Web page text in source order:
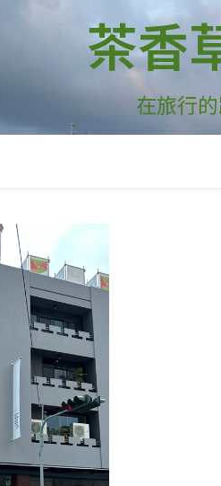
茶香
在旅行